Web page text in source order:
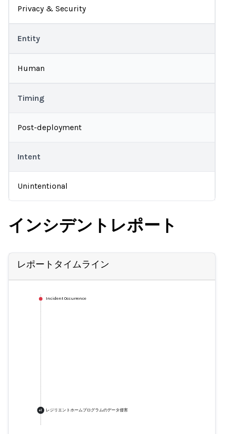
Privacy & Security
Entity
Human
Timing
Post-deployment
Intent
Unintentional
インシデントレポート
レポートタイムライン
Incident Occurrence
+1 レジリエントホームプログラムのデータ侵害